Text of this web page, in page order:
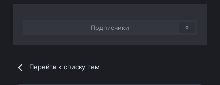
Подписчики 0
Перейти к списку тем